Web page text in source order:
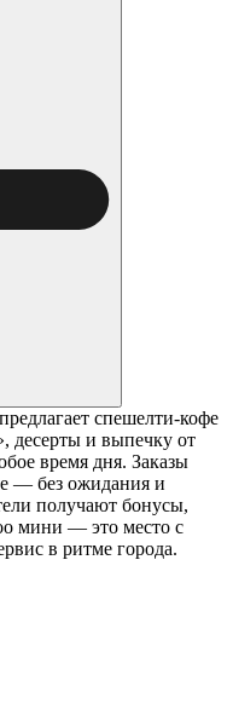
спешелти-кофе
десерты и выпечку от
время дня. Заказы
— без ожидания и
получают бонусы,
мини — это место с
в ритме города.